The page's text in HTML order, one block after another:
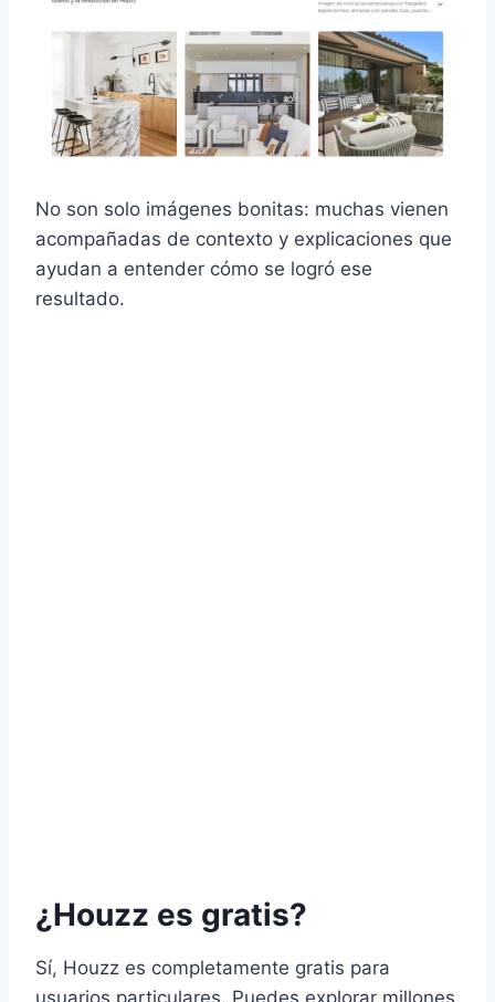
No son solo imágenes bonitas: muchas vienen
acompañadas de contexto y explicaciones que
ayudan a entender cómo se logró ese
resultado.
¿Houzz es gratis?
Sí, Houzz es completamente gratis para